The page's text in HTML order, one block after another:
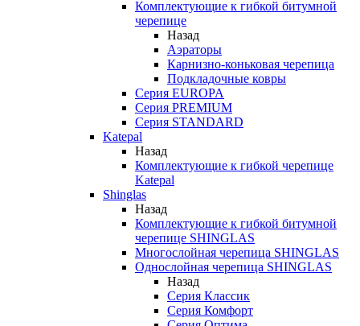
Комплектующие к гибкой битумной
черепице
Назад
Аэраторы
Карнизно-коньковая черепица
Подкладочные ковры
Серия EUROPA
Серия PREMIUM
Серия STANDARD
Katepal
Назад
Комплектующие к гибкой черепице
Katepal
Shinglas
Назад
Комплектующие к гибкой битумной
черепице SHINGLAS
Многослойная черепица SHINGLAS
Однослойная черепица SHINGLAS
Назад
Серия Классик
Серия Комфорт